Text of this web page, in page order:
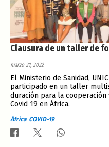
Clausura de un taller de
marzo 21, 2022
El Ministerio de Sanidad,
participado en un taller
duración para la
Covid 19 en África.
África COVID-19